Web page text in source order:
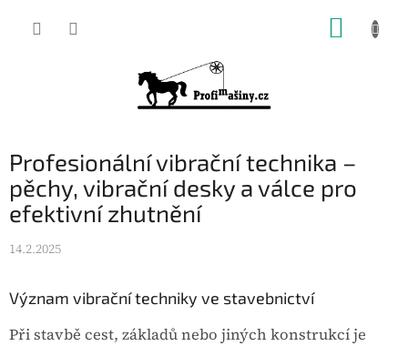
Profesionální vibrační technika –
pěchy, vibrační desky a válce pro
efektivní zhutnění
14.2.2025
Význam vibrační techniky ve stavebnictví
Při stavbě cest, základů nebo jiných konstrukcí je